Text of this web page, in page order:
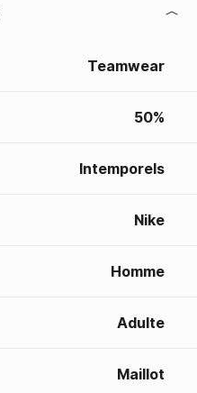
Teamwear
50%
Intemporels
Nike
Homme
Adulte
Maillot